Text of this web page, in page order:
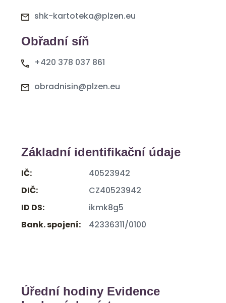
shk-kartoteka@plzen.eu
Obřadní síň
+420 378 037 861
obradnisin@plzen.eu
Základní identifikační údaje
IČ:
40523942
DIČ:
CZ40523942
ID DS:
ikmk8g5
Bank. spojení:
42336311/0100
Úřední hodiny Evidence